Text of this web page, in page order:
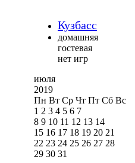
Кузбасс
домашняя
гостевая
нет игр
июля
2019
Пн Вт Ср Чт Пт Сб Вс
1 2 3 4 5 6 7
8 9 10 11 12 13 14
15 16 17 18 19 20 21
22 23 24 25 26 27 28
29 30 31